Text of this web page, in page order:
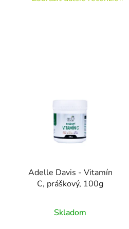
Adelle Davis - Vitamín
C, práškový, 100g
Skladom